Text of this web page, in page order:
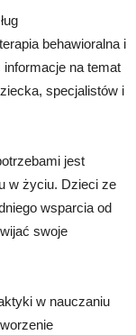
behawioralna i
na temat
specjalistów i
jest
w życiu. Dzieci ze
wsparcia od
swoje
w nauczaniu